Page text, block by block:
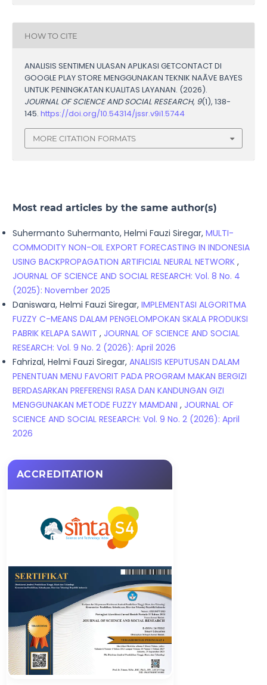
HOW TO CITE
ANALISIS SENTIMEN ULASAN APLIKASI GETCONTACT DI
GOOGLE PLAY STORE MENGGUNAKAN TEKNIK NAÃVE BAYES
UNTUK PENINGKATAN KUALITAS LAYANAN. (2026).
JOURNAL OF SCIENCE AND SOCIAL RESEARCH, 9(1), 138-
145. https://doi.org/10.54314/jssr.v9i1.5744
MORE CITATION FORMATS
Most read articles by the same author(s)
Suhermanto Suhermanto, Helmi Fauzi Siregar, MULTI-
COMMODITY NON-OIL EXPORT FORECASTING IN INDONESIA
USING BACKPROPAGATION ARTIFICIAL NEURAL NETWORK ,
JOURNAL OF SCIENCE AND SOCIAL RESEARCH: Vol. 8 No. 4
(2025): November 2025
Daniswara, Helmi Fauzi Siregar, IMPLEMENTASI ALGORITMA
FUZZY C-MEANS DALAM PENGELOMPOKAN SKALA PRODUKSI
PABRIK KELAPA SAWIT , JOURNAL OF SCIENCE AND SOCIAL
RESEARCH: Vol. 9 No. 2 (2026): April 2026
Fahrizal, Helmi Fauzi Siregar, ANALISIS KEPUTUSAN DALAM
PENENTUAN MENU FAVORIT PADA PROGRAM MAKAN BERGIZI
BERDASARKAN PREFERENSI RASA DAN KANDUNGAN GIZI
MENGGUNAKAN METODE FUZZY MAMDANI , JOURNAL OF
SCIENCE AND SOCIAL RESEARCH: Vol. 9 No. 2 (2026): April
2026
ACCREDITATION